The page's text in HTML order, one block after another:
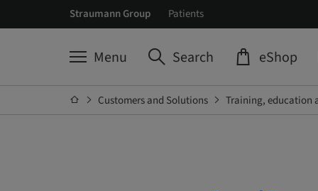
Straumann Group Patients
Menu Search eShop
Customers and Solutions Training, education